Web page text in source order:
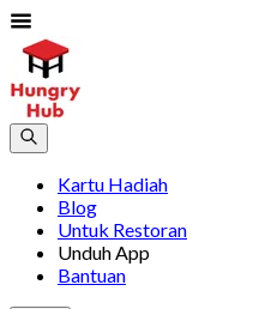
Kartu Hadiah
Blog
Untuk Restoran
Unduh App
Bantuan